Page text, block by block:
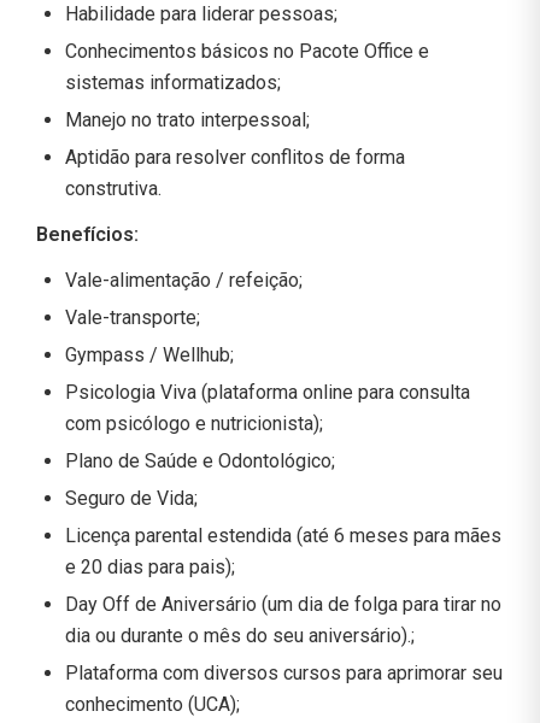
Habilidade para liderar pessoas;
Conhecimentos básicos no Pacote Office e
sistemas informatizados;
Manejo no trato interpessoal;
Aptidão para resolver conflitos de forma
construtiva.
Benefícios:
Vale-alimentação / refeição;
Vale-transporte;
Gympass / Wellhub;
Psicologia Viva (plataforma online para consulta
com psicólogo e nutricionista);
Plano de Saúde e Odontológico;
Seguro de Vida;
Licença parental estendida (até 6 meses para mães
e 20 dias para pais);
Day Off de Aniversário (um dia de folga para tirar no
dia ou durante o mês do seu aniversário).;
Plataforma com diversos cursos para aprimorar seu
conhecimento (UCA);